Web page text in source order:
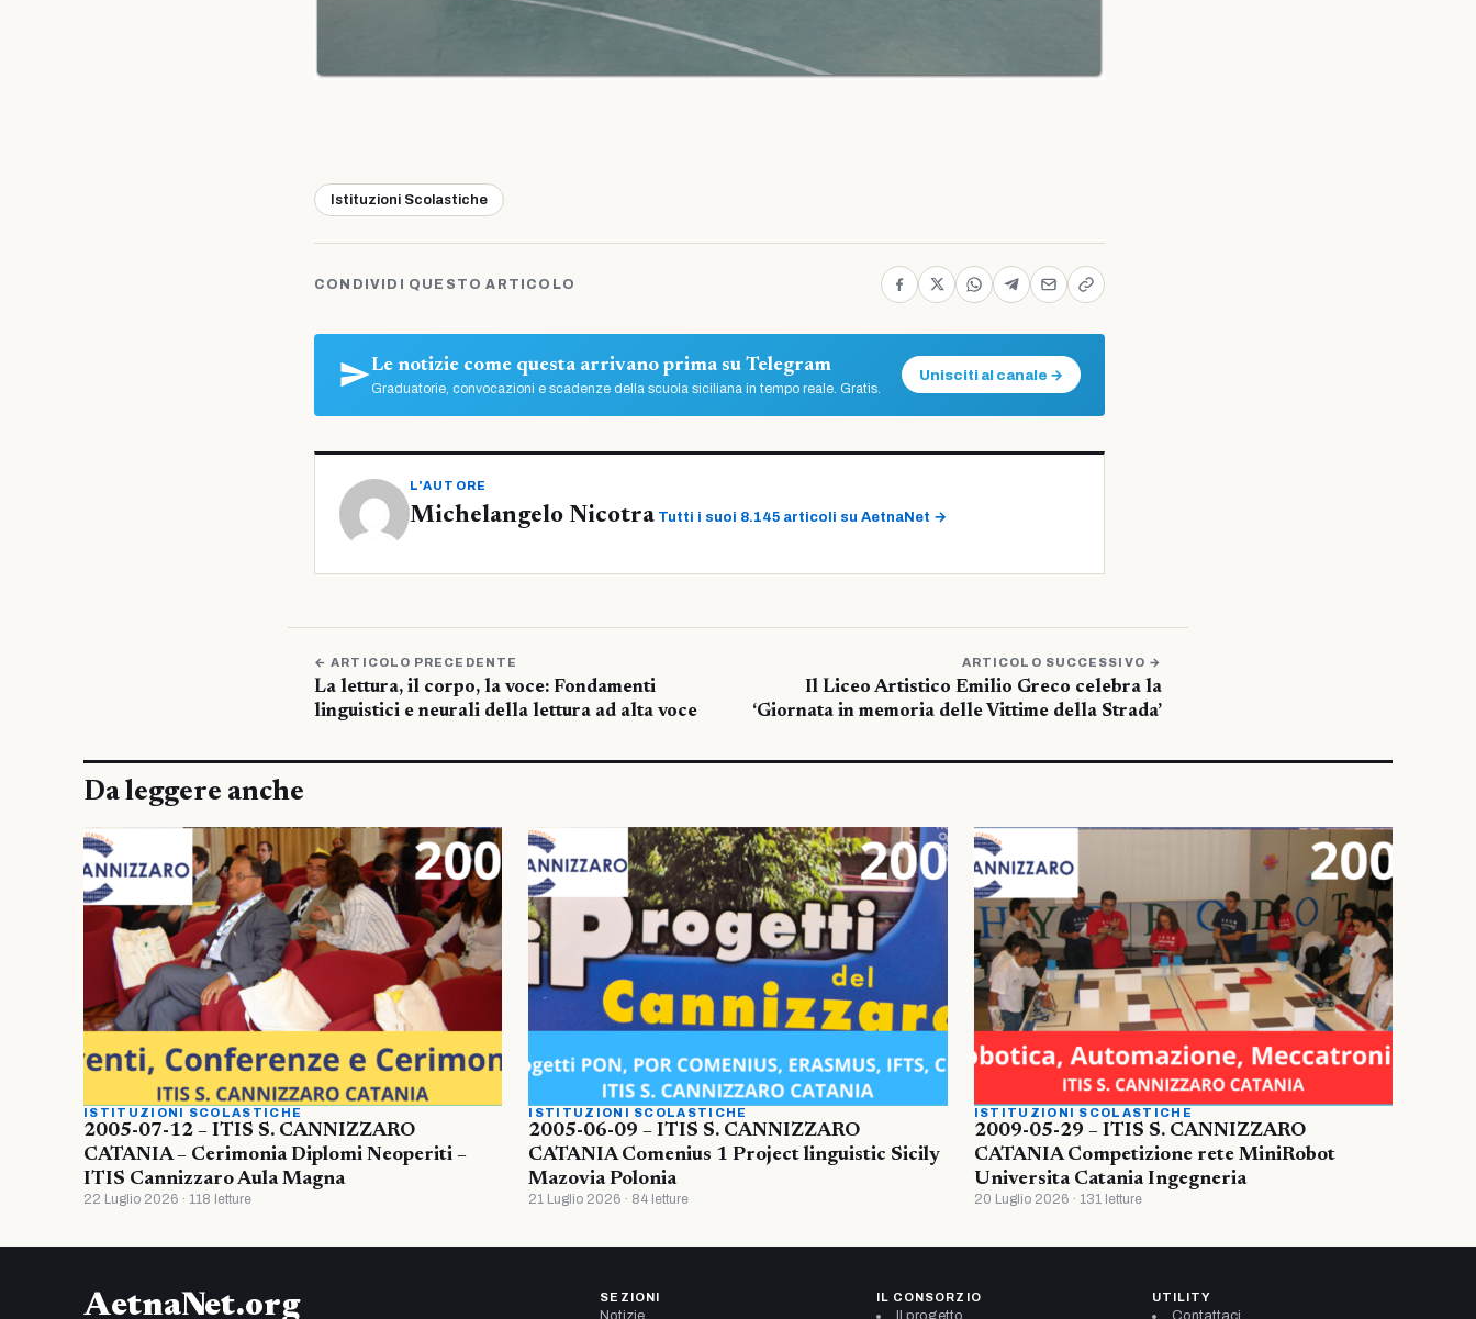
Istituzioni Scolastiche
CONDIVIDI QUESTO ARTICOLO
Le notizie come questa arrivano prima su Telegram
Graduatorie, convocazioni e scadenze della scuola siciliana in tempo reale. Gratis.
Unisciti al canale →
L'AUTORE
Michelangelo Nicotra Tutti i suoi 8.145 articoli su AetnaNet →
← ARTICOLO PRECEDENTE
La lettura, il corpo, la voce: Fondamenti
linguistici e neurali della lettura ad alta voce
ARTICOLO SUCCESSIVO →
Il Liceo Artistico Emilio Greco celebra la
‘Giornata in memoria delle Vittime della Strada’
Da leggere anche
ISTITUZIONI SCOLASTICHE
2005-07-12 – ITIS S. CANNIZZARO
CATANIA – Cerimonia Diplomi Neoperiti –
ITIS Cannizzaro Aula Magna
22 Luglio 2026 · 118 letture
ISTITUZIONI SCOLASTICHE
2005-06-09 – ITIS S. CANNIZZARO
CATANIA Comenius 1 Project linguistic Sicily
Mazovia Polonia
21 Luglio 2026 · 84 letture
ISTITUZIONI SCOLASTICHE
2009-05-29 – ITIS S. CANNIZZARO
CATANIA Competizione rete MiniRobot
Universita Catania Ingegneria
20 Luglio 2026 · 131 letture
AetnaNet.org SEZIONI
Notizie
IL CONSORZIO
Il progetto
UTILITY
Contattaci